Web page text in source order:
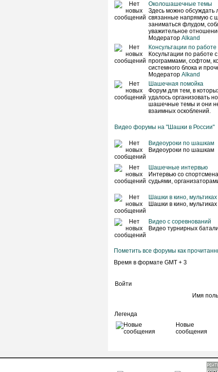
Околошашечные темы
Здесь можно
связанные напрямую с
заниматься флудом,
уважительное
Модератор Alkand
Консультации по
Косультации по работе
программами, софтом,
системного блока и
Модератор Alkand
Шашечная помойка
Форум для тем, в
удалось организовать
шашечные темы и они
взаимных оскоблений.
Видео форумы на "Шашки в России"
Видеоуроки по шашкам
Видеоуроки по шашкам
Шашечные интервью
Интервью со
судьями,
Шашки в кино,
Шашки в кино,
Видео с соревнований
Видео турнирных
Пометить все форумы как
Время в формате GMT + 3
Войти
Имя
Легенда
Новые
сообщения